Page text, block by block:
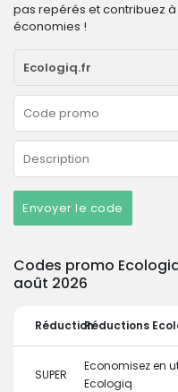
pas repérés et contribuez
économies !
Envoyer le code
Codes promo
août 2026
RéductionRéductions
SUPER
Economisez en
Ecologiq